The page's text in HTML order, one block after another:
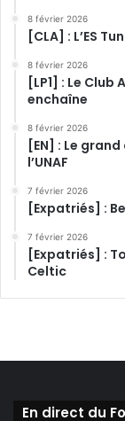
8 février 2026
[CLA] : L’ES
8 février 2026
[LP1] : Le
enchaîne
8 février 2026
[EN] : Le
l’UNAF
7 février 2026
[Expatriés] :
7 février 2026
[Expatriés] :
Celtic
En direct du